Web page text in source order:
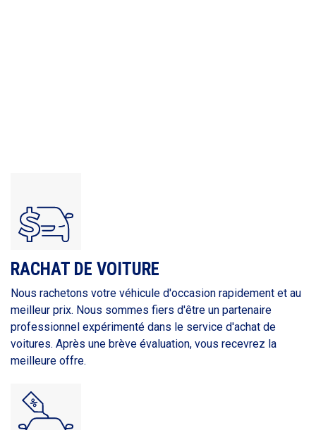
RACHAT DE VOITURE
Nous rachetons votre véhicule d'occasion rapidement et au
meilleur prix. Nous sommes fiers d'être un partenaire
professionnel expérimenté dans le service d'achat de
voitures. Après une brève évaluation, vous recevrez la
meilleure offre.